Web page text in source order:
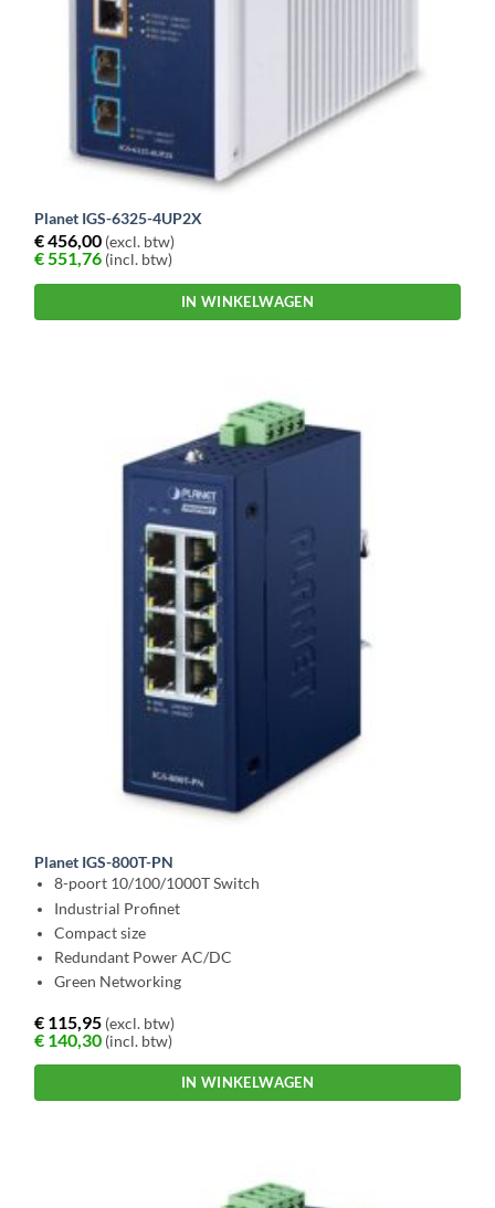
Planet IGS-6325-4UP2X
€456,00 (excl. btw)
€551,76 (incl. btw)
IN WINKELWAGEN
Planet IGS-800T-PN
8-poort 10/100/1000T Switch
Industrial Profinet
Compact size
Redundant Power AC/DC
Green Networking
€ 115,95 (excl. btw)
€ 140,30 (incl. btw)
IN WINKELWAGEN